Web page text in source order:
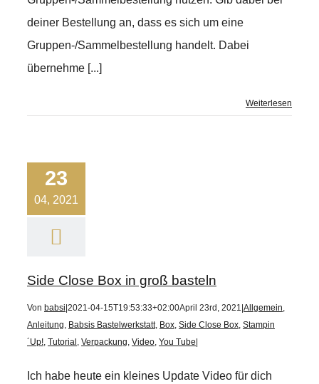
deiner Bestellung an, dass es sich um eine
Gruppen-/Sammelbestellung handelt. Dabei
übernehme [...]
Weiterlesen
23
04, 2021
Side Close Box in groß basteln
Von babsi 2021-04-15T19:53:33+02:00April 23rd, 2021 Allgemein,
Anleitung, Babsis Bastelwerkstatt, Box, Side Close Box, Stampin
´Up!, Tutorial , Verpackung, Video, You Tube
Ich habe heute ein kleines Update Video für dich